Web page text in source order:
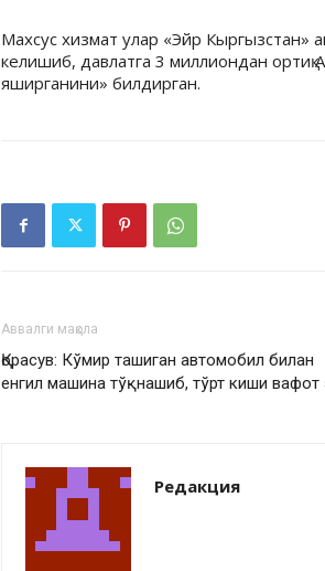
Махсус хизмат улар «Эйр Кыргызстан»
келишиб, давлатга 3 миллиондан
яширганини» билдирган.
Аввалги мақола
Қорасув: Кўмир ташиган автомобил билан
енгил машина тўқнашиб, тўрт киши вафот
Редакция